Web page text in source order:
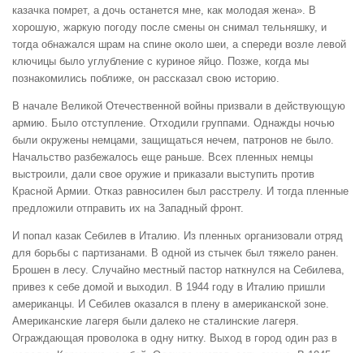
казачка помрет, а дочь останется мне, как молодая жена». В
хорошую, жаркую погоду после смены он снимал тельняшку, и
тогда обнажался шрам на спине около шеи, а спереди возле левой
ключицы было углубление с куриное яйцо. Позже, когда мы
познакомились поближе, он рассказал свою историю.
В начале Великой Отечественной войны призвали в действующую
армию. Было отступление. Отходили группами. Однажды ночью
были окружены немцами, защищаться нечем, патронов не было.
Начальство разбежалось еще раньше. Всех пленных немцы
выстроили, дали свое оружие и приказали выступить против
Красной Армии. Отказ равносилен был расстрелу. И тогда пленные
предложили отправить их на Западный фронт.
И попал казак Себилев в Италию. Из пленных организовали отряд
для борьбы с партизанами. В одной из стычек был тяжело ранен.
Брошен в лесу. Случайно местный пастор наткнулся на Себилева,
привез к себе домой и выходил. В 1944 году в Италию пришли
американцы. И Себилев оказался в плену в американской зоне.
Американские лагеря были далеко не сталинские лагеря.
Ограждающая проволока в одну нитку. Выход в город один раз в